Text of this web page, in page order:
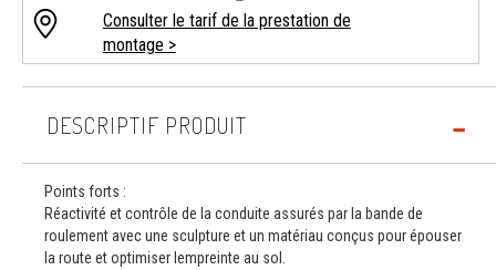
Consulter le tarif de la prestation de
montage >
DESCRIPTIF PRODUIT
Points forts :
Réactivité et contrôle de la conduite assurés par la bande de
roulement avec une sculpture et un matériau conçus pour épouser
la route et optimiser lempreinte au sol.